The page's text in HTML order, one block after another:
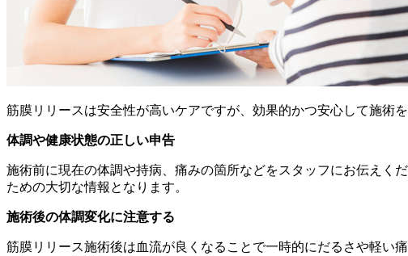
筋膜リリースは安全性が高いケアですが、効果的かつ安心して施術
体調や健康状態の正しい申告
施術前に現在の体調や持病、痛みの箇所などをスタッフにお伝えく
ための大切な情報となります。
施術後の体調変化に注意する
筋膜リリース施術後は血流が良くなることで一時的にだるさや軽い